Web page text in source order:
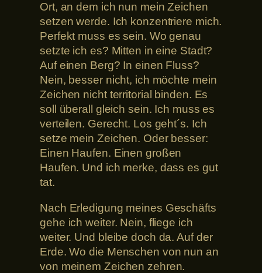
Ort, an dem ich nun mein Zeichen
setzen werde. Ich konzentriere mich.
Perfekt muss es sein. Wo genau
setzte ich es? Mitten in eine Stadt?
Auf einen Berg? In einen Fluss?
Nein, besser nicht, ich möchte mein
Zeichen nicht territorial binden. Es
soll überall gleich sein. Ich muss es
verteilen. Gerecht. Los geht´s. Ich
setze mein Zeichen. Oder besser:
Einen Haufen. Einen großen
Haufen. Und ich merke, dass es gut
tat.
Nach Erledigung meines Geschäfts
gehe ich weiter. Nein, fliege ich
weiter. Und bleibe doch da. Auf der
Erde. Wo die Menschen von nun an
von meinem Zeichen zehren.